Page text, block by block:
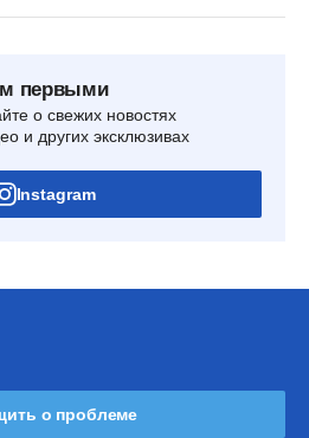
первыми
о свежих новостях
и других эксклюзивах
Instagram
о проблеме